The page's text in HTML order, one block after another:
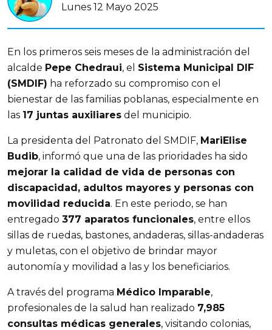
Lunes 12 Mayo 2025
En los primeros seis meses de la administración del
alcalde Pepe Chedraui, el Sistema Municipal DIF
(SMDIF) ha reforzado su compromiso con el
bienestar de las familias poblanas, especialmente en
las 17 juntas auxiliares del municipio.
La presidenta del Patronato del SMDIF, MariElise
Budib, informó que una de las prioridades ha sido
mejorar la calidad de vida de personas con
discapacidad, adultos mayores y personas con
movilidad reducida. En este periodo, se han
entregado 377 aparatos funcionales, entre ellos
sillas de ruedas, bastones, andaderas, sillas-andaderas
y muletas, con el objetivo de brindar mayor
autonomía y movilidad a las y los beneficiarios.
A través del programa Médico Imparable,
profesionales de la salud han realizado 7,985
consultas médicas generales, visitando colonias,